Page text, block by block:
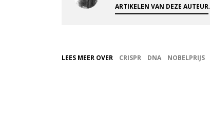
ARTIKELEN VAN DEZE AUTEUR.
LEES MEER OVER CRISPR DNA NOBELPRIJS